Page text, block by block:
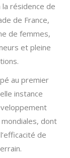
la résidence de
de France,
de femmes,
et pleine
au premier
instance
dont
de